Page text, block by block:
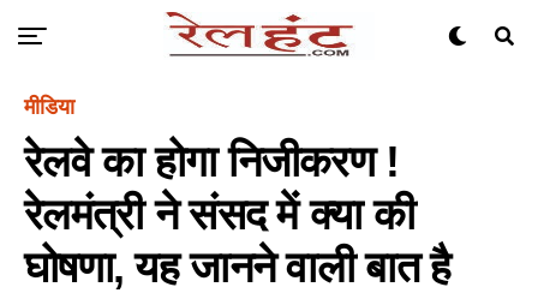
मीडिया
रेलवे का होगा निजीकरण !
रेलमंत्री ने संसद में क्या की
घोषणा, यह जानने वाली बात है